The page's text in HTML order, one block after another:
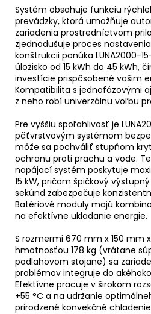
Systém obsahuje funkciu
prevádzky, ktorá umožňuje
zariadenia prostredníctvom
zjednodušuje proces
konštrukcii ponúka LUNA2000-
úložisko od 15 kWh do 45 kWh,
investície prispôsobené vašim
Kompatibilita s jednofázovými
z neho robí univerzálnu voľbu
Pre vyššiu spoľahlivosť je
päťvrstvovým systémom
môže sa pochváliť stupňom
ochranu proti prachu a vode.
napájací systém poskytuje
15 kW, pričom špičkový výstupný
sekúnd zabezpečuje
Batériové moduly majú
na efektívne ukladanie energie.
S rozmermi 670 mm x 150 mm
hmotnosťou 178 kg (vrátane
podlahovom stojane) sa
problémov integruje do
Efektívne pracuje v širokom
+55 °C a na udržanie
prirodzené konvekčné